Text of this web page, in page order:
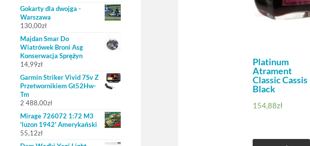
Gokarty dla dwojga -
Warszawa
130,00zł
Majdan Smar Do
Wiatrówek Broni Asg
Konserwacja Sprężyn
14,99zł
Garmin Striker Vivid 7Sv Z
Przetwornikiem Gt52Hw-
Tm
2 488,00zł
Mirage 726072 1:72 M3
'luzon 1942' Amerykański
55,12zł
Platinum
Atrament
Classic Cassis
Black
154,88zł